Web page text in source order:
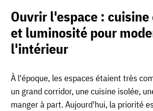
Ouvrir l'espace :
et luminosité pour
l'intérieur
À l'époque, les espaces étaient très
un grand corridor, une cuisine isolée,
manger à part. Aujourd'hui, la priorité